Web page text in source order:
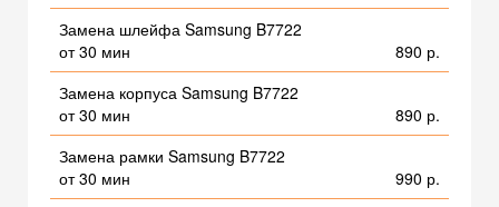
Замена шлейфа Samsung B7722
от 30 мин
890 р.
Замена корпуса Samsung B7722
от 30 мин
890 р.
Замена рамки Samsung B7722
от 30 мин
990 р.